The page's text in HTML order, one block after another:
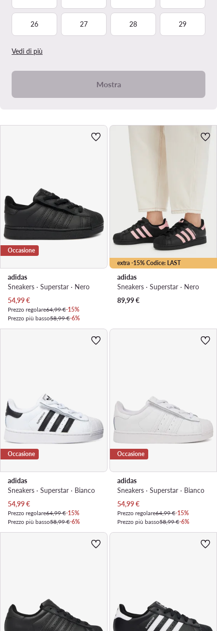
26 27 28 29
Vedi di più
Mostra
Occasione
adidas
Sneakers · Superstar · Nero
Prezzo attuale
54,99€
Prezzo regolare64,99 €-15%
Prezzo più basso58,99 €-6%
extra -15% Codice: LAST
adidas
Sneakers · Superstar · Nero
89,99€
Occasione
adidas
Sneakers · Superstar · Bianco
Prezzo attuale
54,99€
Prezzo regolare64,99 €-15%
Prezzo più basso58,99 €-6%
Occasione
adidas
Sneakers · Superstar · Bianco
Prezzo attuale
54,99€
Prezzo regolare64,99 €-15%
Prezzo più basso58,99 €-6%